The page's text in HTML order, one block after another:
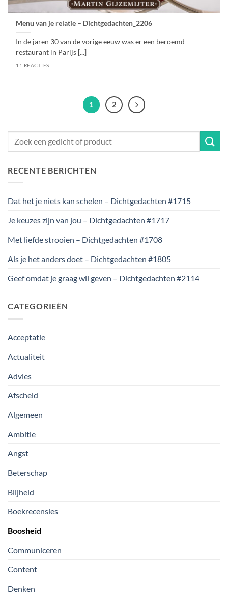
Menu van je relatie – Dichtgedachten_2206
In de jaren 30 van de vorige eeuw was er een beroemd
restaurant in Parijs [...]
11 REACTIES
1 2
RECENTE BERICHTEN
Dat het je niets kan schelen – Dichtgedachten #1715
Je keuzes zijn van jou – Dichtgedachten #1717
Met liefde strooien – Dichtgedachten #1708
Als je het anders doet – Dichtgedachten #1805
Geef omdat je graag wil geven – Dichtgedachten #2114
CATEGORIEËN
Acceptatie
Actualiteit
Advies
Afscheid
Algemeen
Ambitie
Angst
Beterschap
Blijheid
Boekrecensies
Boosheid
Communiceren
Content
Denken